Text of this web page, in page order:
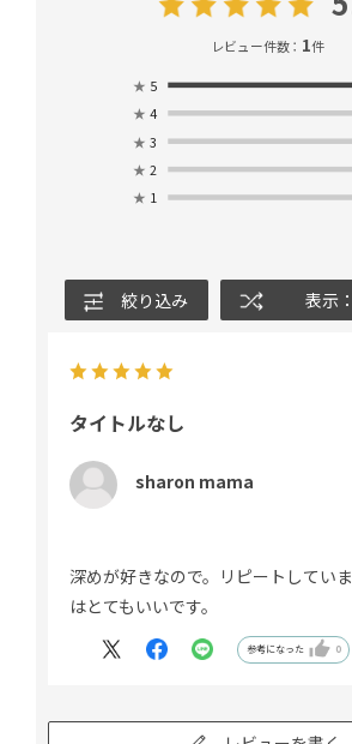
レビュー件数： 1件
★ 5
★ 4
★ 3
★ 2
★ 1
絞り込み 表示
タイトルなし
sharon mama
深めが好きなので。リピートしてい
はとてもいいです。
参考になった 0